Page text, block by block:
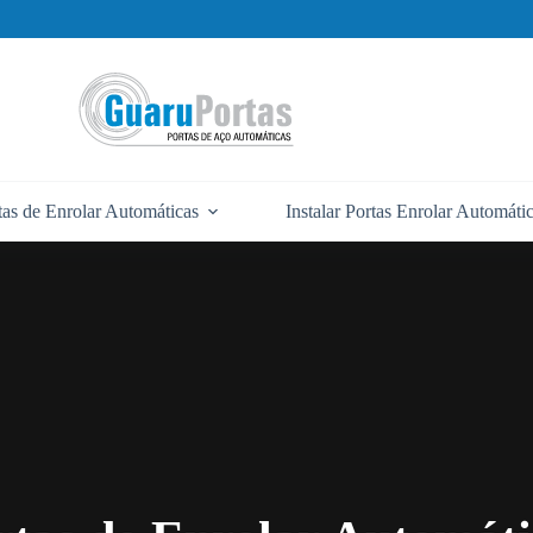
de Enrolar Automáticas Instalar Portas Enrolar